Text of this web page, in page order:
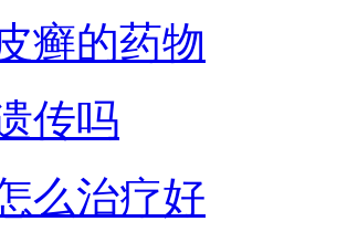
癣的药物
传吗
么治疗好